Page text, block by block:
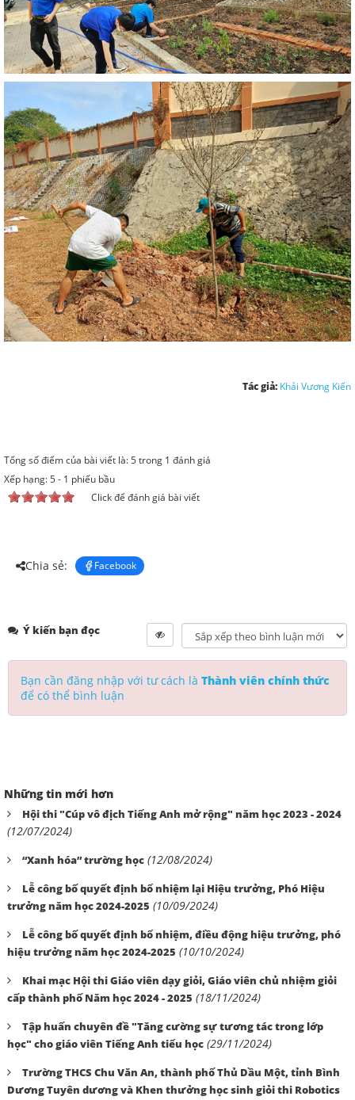
Tác giả: Khải Vương Kiến
Tổng số điểm của bài viết là: 5 trong 1 đánh giá
Xếp hạng:5- 1 phiếu bầu
Click để đánh giá bài viết
Chia sẻ: Facebook
Ý kiến bạn đọc
Bạn cần đăng nhập với tư cách là Thành viên chính thức
để có thể bình luận
Những tin mới hơn
Hội thi "Cúp vô địch Tiếng Anh mở rộng" năm học 2023 - 2024
(12/07/2024)
“Xanh hóa” trường học (12/08/2024)
Lễ công bố quyết định bổ nhiệm lại Hiệu trưởng, Phó Hiệu
trưởng năm học 2024-2025 (10/09/2024)
Lễ công bố quyết định bổ nhiệm, điều động hiệu trưởng, phó
hiệu trưởng năm học 2024-2025 (10/10/2024)
Khai mạc Hội thi Giáo viên dạy giỏi, Giáo viên chủ nhiệm giỏi
cấp thành phố Năm học 2024 - 2025 (18/11/2024)
Tập huấn chuyên đề "Tăng cường sự tương tác trong lớp
học" cho giáo viên Tiếng Anh tiểu học (29/11/2024)
Trường THCS Chu Văn An, thành phố Thủ Dầu Một, tỉnh Bình
Dương Tuyên dương và Khen thưởng học sinh giỏi thi Robotics